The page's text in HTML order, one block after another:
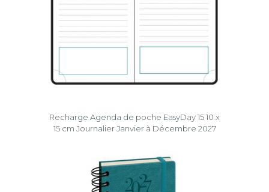
Recharge Agenda de poche EasyDay 15 10 x
15 cm Journalier Janvier à Décembre 2027